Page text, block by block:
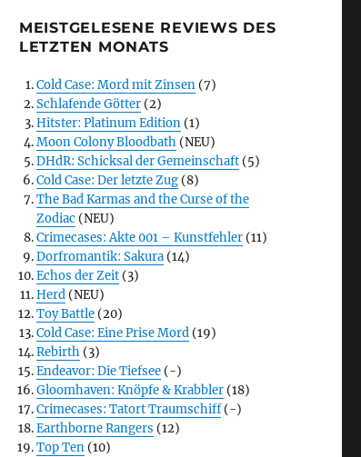
MEISTGELESENE REVIEWS DES
LETZTEN MONATS
Cold Case: Mord mit Zinsen (7)
Schlafende Götter (2)
Hitster: Platinum Edition (1)
Moon Colony Bloodbath (NEU)
DHdR: Schicksal der Gemeinschaft (5)
Cold Case: Der letzte Zug (8)
The Bad Karmas and the Curse of the
Zodiac (NEU)
Crimecases: Akte 001 – Kunstfehler (11)
Dorfromantik: Sakura (14)
Echos der Zeit (3)
Herd (NEU)
Toy Battle (20)
Cold Case: Eine Prise Mord (19)
Rebirth (3)
Endeavor: Die Tiefsee (-)
Gloomhaven: Knöpfe & Krabbler (18)
Crimecases: Tatort Traumschiff(-)
Earthborne Rangers (12)
Top Ten (10)